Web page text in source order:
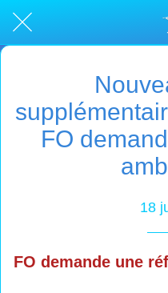
FO
18
FO demande une